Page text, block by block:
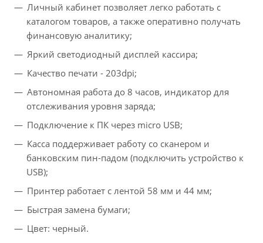
Личный кабинет позволяет легко работать с
каталогом товаров, а также оперативно получать
финансовую аналитику;
Яркий светодиодный дисплей кассира;
Качество печати - 203dpi;
Автономная работа до 8 часов, индикатор для
отслеживания уровня заряда;
Подключение к ПК через micro USB;
Касса поддерживает работу со сканером и
банковским пин-падом (подключить устройство к
USB);
Принтер работает с лентой 58 мм и 44 мм;
Быстрая замена бумаги;
Цвет: черный.